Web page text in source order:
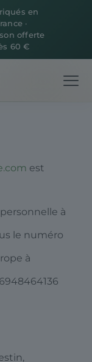
en
·
offerte
60 €
est
à
le numéro
à